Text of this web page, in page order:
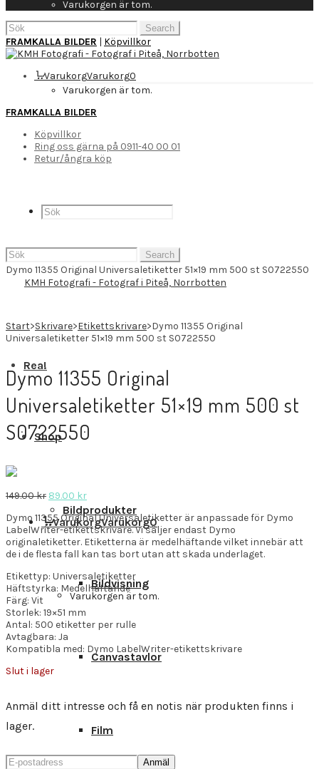
Varukorgen är tom.
Search
for:
FRAMKALLA BILDER | Köpvillkor
VarukorgVarukorg0
Varukorgen är tom.
FRAMKALLA BILDER
Köpvillkor
Ring oss gärna på 0911-40 00 01
Retur/ångra köp
Rea!
Shop
Bildprodukter
Bildvisning
Canvastavlor
Film
VarukorgVarukorg0
Varukorgen är tom.
Search
for:
Dymo 11355 Original Universaletiketter 51×19 mm 500 st S0722550
Start>Skrivare>Etikettskrivare>Dymo 11355 Original
Universaletiketter 51×19 mm 500 st S0722550
Dymo 11355 Original
Universaletiketter 51×19 mm 500 st
S0722550
149.00kr Det
ursprungliga
priset
var:
149.00 kr.
89.00 krDet
nuvarande
priset
är:
89.00 kr.
Dymo 11355 Original Universaletiketter är anpassade för Dymo
LabelWriter-etikettskrivare. Vi säljer endast Dymo
originaletiketter. Etiketterna är medelhäftande vilket innebär att
de i de flesta fall kan tas bort utan att skada underlaget.
Etikettyp: Universaletiketter
Häftstyrka: Medelhäftande
Färg: Vit
Storlek: 19×51 mm
Antal: 500 etiketter per rulle
Avtagbara: Ja
Kompatibla med: Dymo LabelWriter-etikettskrivare
Slut i lager
Anmäl ditt intresse och få en notis när produkten finns i
lager.
Anmäl